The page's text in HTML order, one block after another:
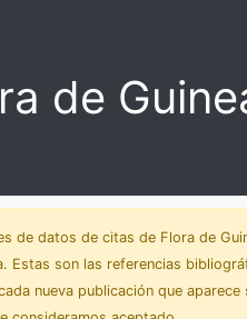
de
de datos de citas de Flora de
Estas son las referencias
nueva publicación que